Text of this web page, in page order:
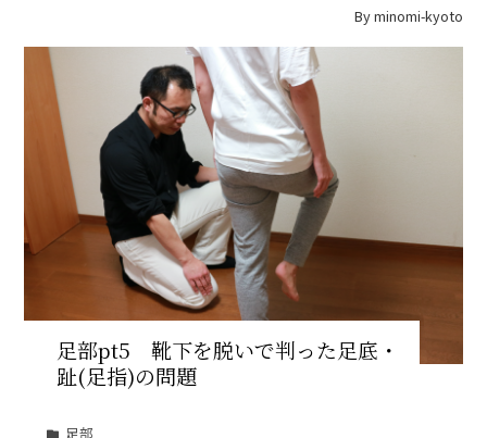
Byminomi-kyoto
足部pt5 靴下を脱いで判った足底・
趾(足指)の問題
足部